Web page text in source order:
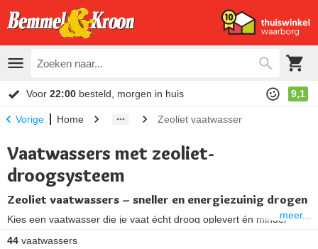
Voor 22:00 besteld, morgen in huis 9,1
Vorige Home Zeoliet vaatwasser
Vaatwassers met zeoliet-
droogsysteem
Zeoliet vaatwassers – sneller en energiezuinig drogen
Kies een vaatwasser die je vaat écht droog oplevert én mindermeer...
44 vaatwassers